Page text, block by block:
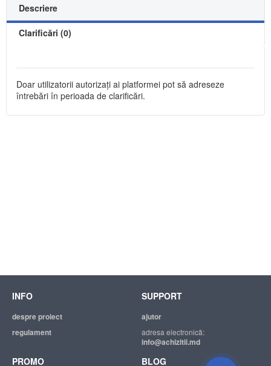
Descriere
Clarificări (0)
Doar utilizatorii autorizați ai platformei pot să adreseze
întrebări în perioada de clarificări.
INFO
despre proiect
regulament
SUPPORT
ajutor
adresa electronică:
info@achizitii.md
PROMO BLOG